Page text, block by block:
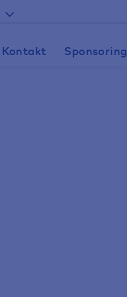
Kontakt Sponsoring